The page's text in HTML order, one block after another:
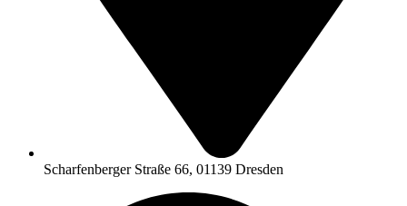
Scharfenberger Straße 66, 01139 Dresden